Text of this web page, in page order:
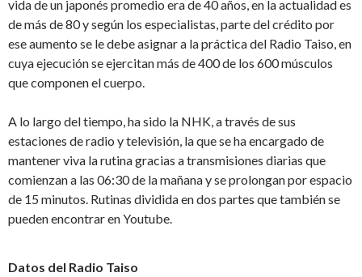
vida de un japonés promedio era de 40 años, en la actualidad es
de más de 80 y según los especialistas, parte del crédito por
ese aumento se le debe asignar a la práctica del Radio Taiso, en
cuya ejecución se ejercitan más de 400 de los 600 músculos
que componen el cuerpo.
A lo largo del tiempo, ha sido la NHK, a través de sus
estaciones de radio y televisión, la que se ha encargado de
mantener viva la rutina gracias a transmisiones diarias que
comienzan a las 06:30 de la mañana y se prolongan por espacio
de 15 minutos. Rutinas dividida en dos partes que también se
pueden encontrar en Youtube.
Datos del Radio Taiso